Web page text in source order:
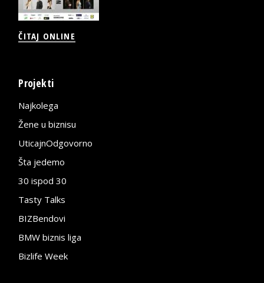
ČITAJ ONLINE
Projekti
Najkolega
Žene u biznisu
UticajnOdgovorno
Šta jedemo
30 ispod 30
Tasty Talks
BIZBendovi
BMW biznis liga
Bizlife Week